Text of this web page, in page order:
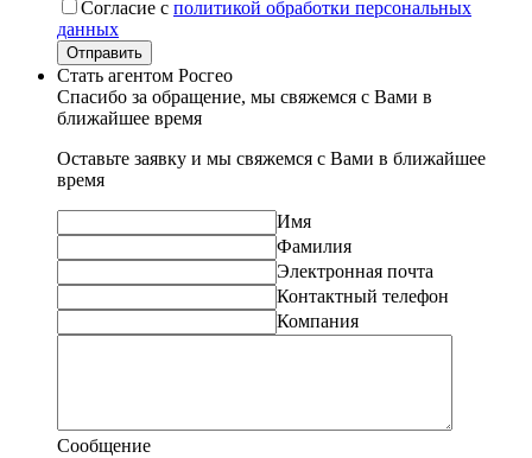
Согласие с политикой обработки персональных
данных
Отправить
Стать агентом Росгео
Спасибо за обращение, мы свяжемся с Вами в
ближайшее время
Оставьте заявку и мы свяжемся с Вами в ближайшее
время
Имя
Фамилия
Электронная почта
Контактный телефон
Компания
Сообщение